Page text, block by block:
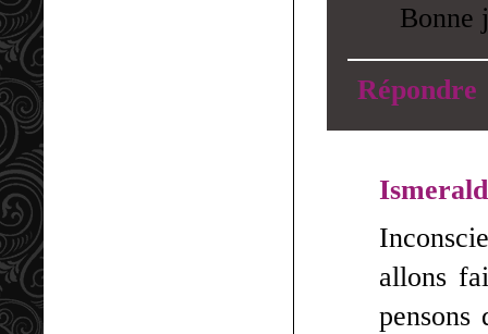
Bonne
Répondre
allons
pensons